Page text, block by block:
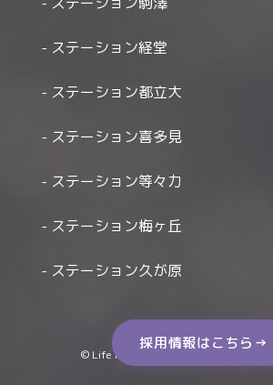
ステーション経堂
ステーション都立大
ステーション喜多見
ステーション等々力
ステーション梅ヶ丘
ステーション久が原
© Life Houmon Kango Station All
採用情報はこちら→